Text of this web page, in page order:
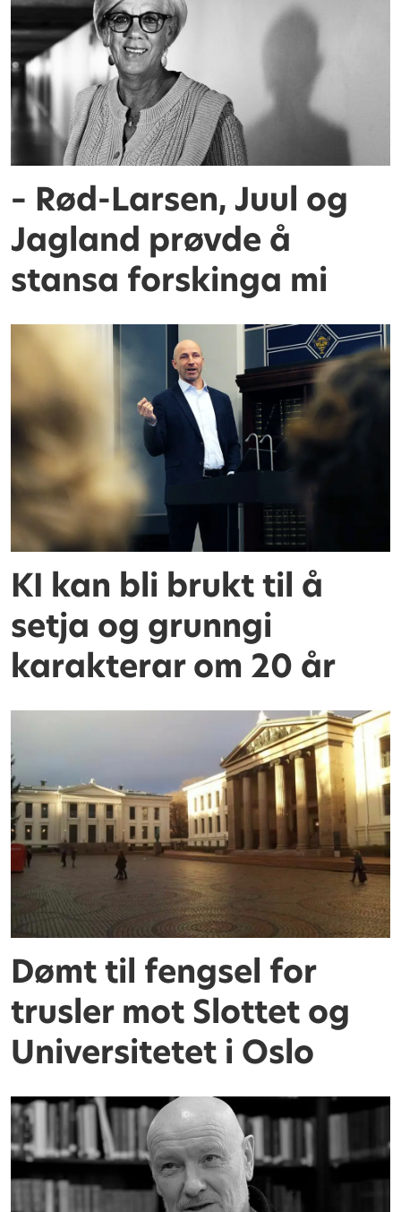
– Rød-Larsen, Juul og
Jagland prøvde å
stansa forskinga mi
KI kan bli brukt til å
setja og grunngi
karakterar om 20 år
Dømt til fengsel for
trusler mot Slottet og
Universitetet i Oslo